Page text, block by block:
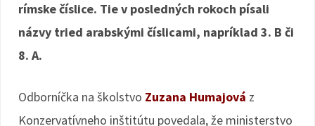
rímske číslice. Tie v posledných rokoch písali
názvy tried arabskými číslicami, napríklad 3. B či
8. A.
Odborníčka na školstvo Zuzana Humajová z
Konzervatívneho inštitútu povedala, že ministerstvo